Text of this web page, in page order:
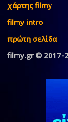
χάρτης filmy
filmy intro
πρώτη σελίδα
filmy.gr © 2017-